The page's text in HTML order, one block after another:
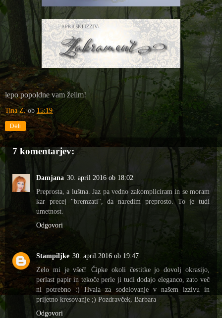
lepo popoldne vam želim!
Tina Z. ob 15:19
Deli
7 komentarjev:
Damjana 30. april 2016 ob 18:02
Preprosta, a luštna. Jaz pa vedno zakompliciram in se moram
kar precej "bremzati", da naredim preprosto. To je tudi
umetnost.
Odgovori
Stampiljke 30. april 2016 ob 19:47
Zelo mi je všeč! Čipke okoli čestitke jo dovolj okrasijo,
perlast papir in tekoče perle ji tudi dodajo eleganco, zato več
ni potrebno :) Hvala za sodelovanje v našem izzivu in
prijetno kresovanje ;) Pozdravček, Barbara
Odgovori